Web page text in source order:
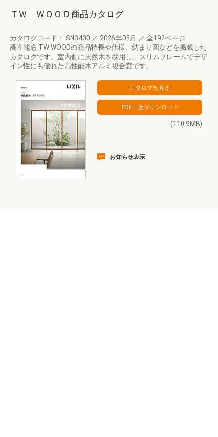
ＴＷ ＷＯＯＤ商品カタログ
カタログコード： SN3400 ／ 2026年05月 ／ 全192ページ
高性能窓 TW WOODの商品特長や仕様、納まり図などを掲載した
カタログです。室内側に天然木を採用し、スリムフレームでデザ
イン性にも優れた高性能木アルミ複合窓です。
(110.9MB)
お知らせ表示